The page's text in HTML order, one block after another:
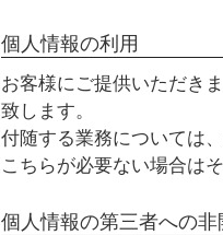
個人情報の利用
お客様にご提供いただき
致します。
付随する業務については
こちらが必要ない場合は
個人情報の第三者への